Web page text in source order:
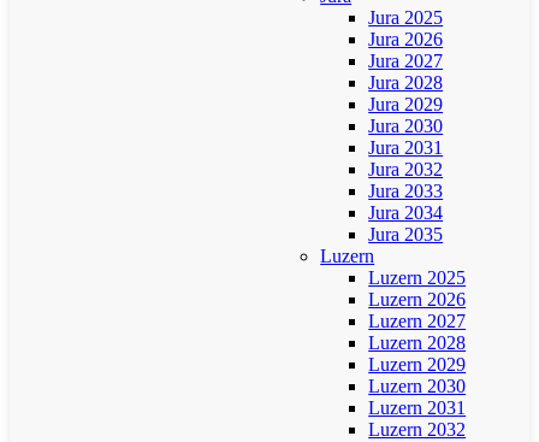
Jura 2025
Jura 2026
Jura 2027
Jura 2028
Jura 2029
Jura 2030
Jura 2031
Jura 2032
Jura 2033
Jura 2034
Jura 2035
Luzern
Luzern 2025
Luzern 2026
Luzern 2027
Luzern 2028
Luzern 2029
Luzern 2030
Luzern 2031
Luzern 2032